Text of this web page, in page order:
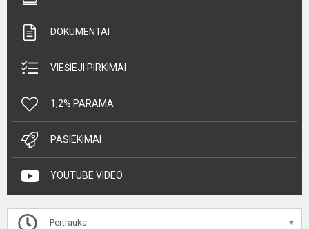
DOKUMENTAI
VIEŠIEJI PIRKIMAI
1,2% PARAMA
PASIEKIMAI
YOUTUBE VIDEO
Pertrauka